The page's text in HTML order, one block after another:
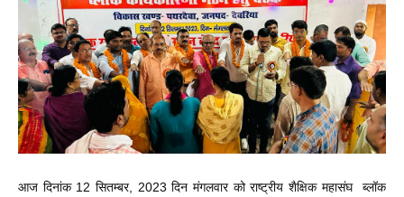
आज दिनांक 12 सितम्बर, 2023 दिन मंगलवार को राष्ट्रीय शैक्षिक महासंघ ब्लॉक